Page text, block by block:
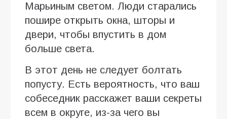
Марьиным светом. Люди старались
пошире открыть окна, шторы и
двери, чтобы впустить в дом
больше света.
В этот день не следует болтать
попусту. Есть вероятность, что ваш
собеседник расскажет ваши секреты
всем в округе, из-за чего вы